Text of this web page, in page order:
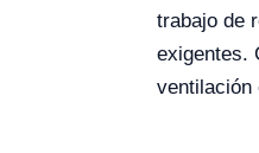
trabajo de
exigentes.
ventilación